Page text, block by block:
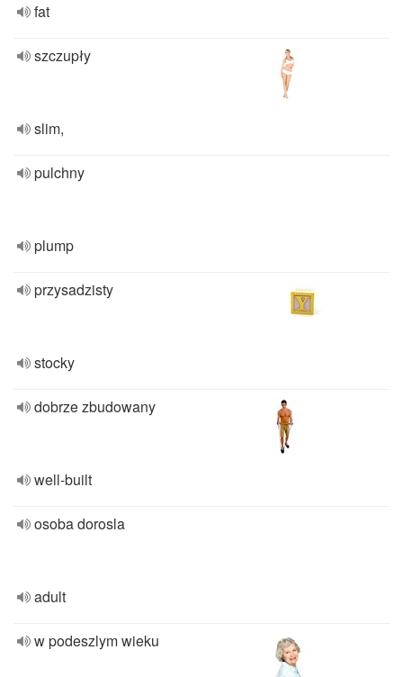
fat
szczupły
slim,
pulchny
plump
przysadzisty
stocky
dobrze zbudowany
well-built
osoba dorosla
adult
w podeszlym wieku